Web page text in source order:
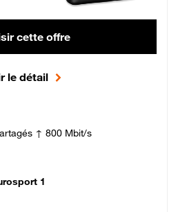
cette offre
le détail
↑ 800 Mbit/s
1